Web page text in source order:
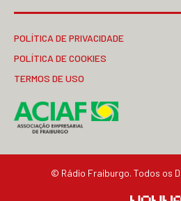
POLÍTICA DE PRIVACIDADE
POLÍTICA DE COOKIES
TERMOS DE USO
© Rádio Fraiburgo. Todos os